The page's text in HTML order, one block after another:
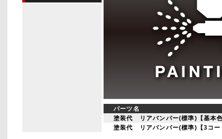
パーツ名
塗装代 リアバンパー(標準)【基本
塗装代 リアバンパー(標準)【3コー